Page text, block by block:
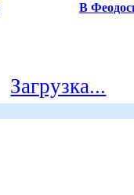
В
Загрузка...